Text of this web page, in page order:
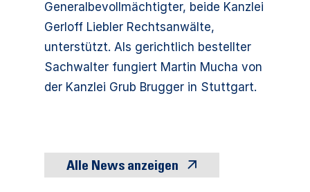
Generalbevollmächtigter, beide Kanzlei
Gerloff Liebler Rechtsanwälte,
unterstützt. Als gerichtlich bestellter
Sachwalter fungiert Martin Mucha von
der Kanzlei Grub Brugger in Stuttgart.
Alle News anzeigen